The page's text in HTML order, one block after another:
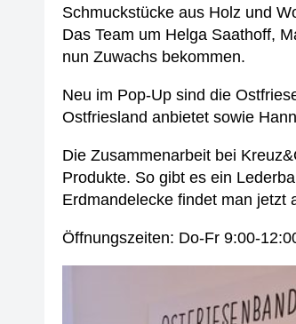
Schmuckstücke aus Holz und
Das Team um Helga Saathoff,
nun Zuwachs bekommen.
Neu im Pop-Up sind die
Ostfriesland anbietet sowie
Die Zusammenarbeit bei
Produkte. So gibt es ein
Erdmandelecke findet man jetzt
Öffnungszeiten: Do-Fr 9:00-